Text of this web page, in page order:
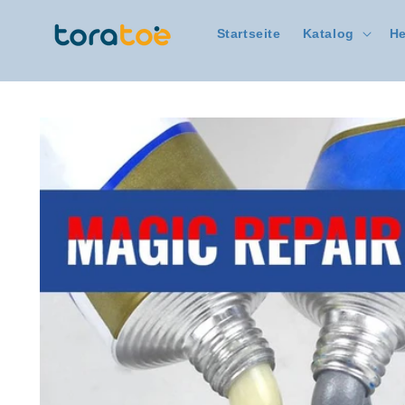
Inhalt
Startseite Katalog
Produktinformationen